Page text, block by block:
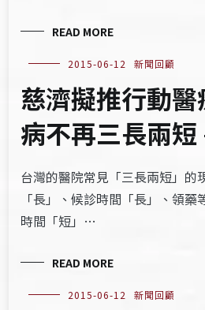
READ MORE
2015-06-12 新聞回顧
慈濟擬推行動
病不再三長兩
台灣的醫院常見「三長兩短」的
「長」、候診時間「長」、領
時間「短」…
READ MORE
2015-06-12 新聞回顧